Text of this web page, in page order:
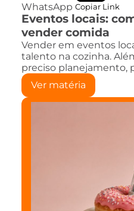
WhatsApp Copiar Link
Eventos locais:
vender comida
Vender em eventos
talento na cozinha.
preciso planejamento,
Ver matéria